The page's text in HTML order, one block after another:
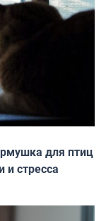
для птиц
и стресса